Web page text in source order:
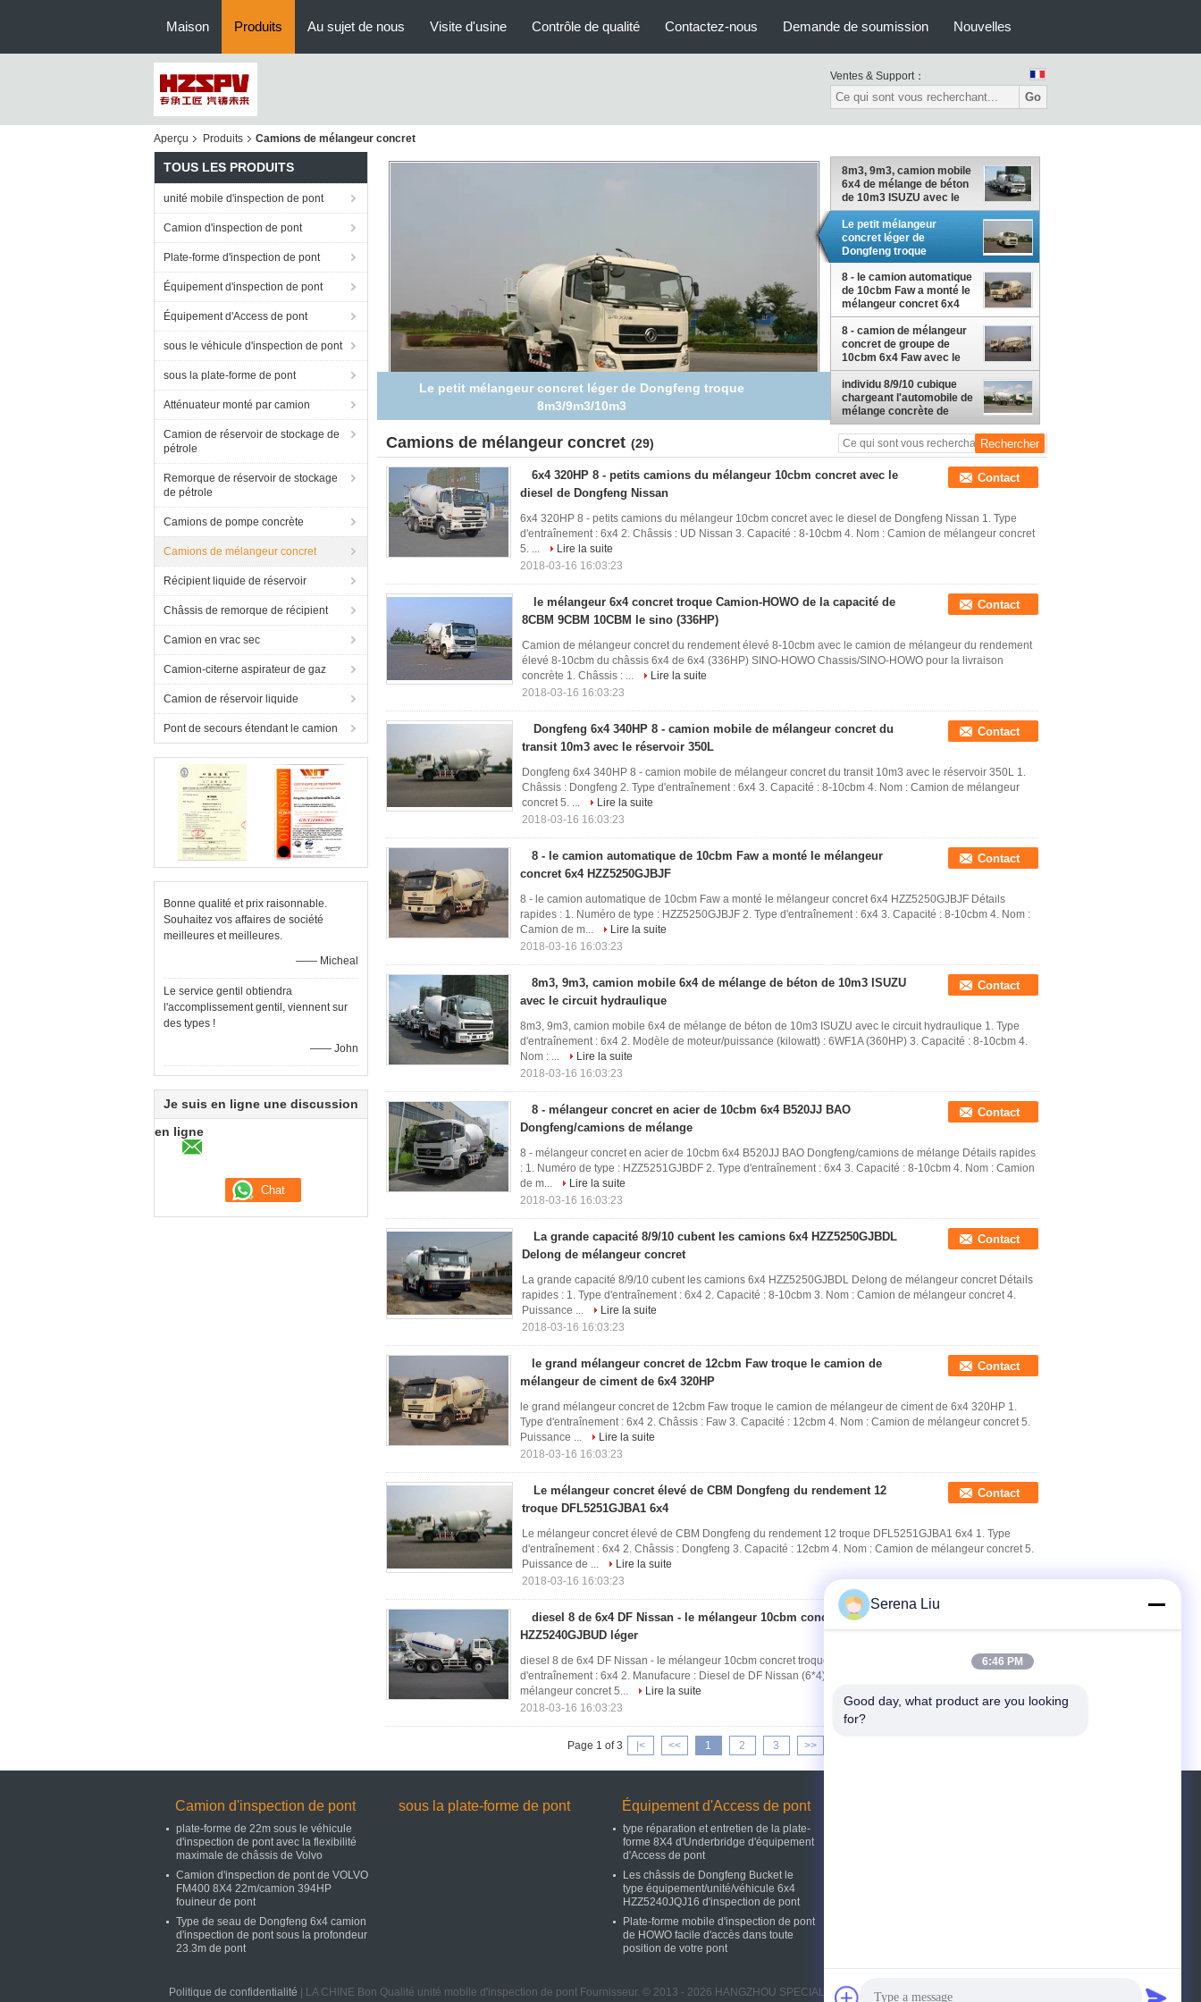
Maison Produits Au sujet de nous Visite d'usine Contrôle de qualité Contactez-nous Demande de soumission Nouvelles
Ventes & Support：
Go
Aperçu Produits Camions de mélangeur concret
TOUS LES PRODUITS
unité mobile d'inspection de pont
Camion d'inspection de pont
Plate-forme d'inspection de pont
Équipement d'inspection de pont
Équipement d'Access de pont
sous le véhicule d'inspection de pont
sous la plate-forme de pont
Atténuateur monté par camion
Camion de réservoir de stockage de
pétrole
Remorque de réservoir de stockage
de pétrole
Camions de pompe concrète
Camions de mélangeur concret
Récipient liquide de réservoir
Châssis de remorque de récipient
Camion en vrac sec
Camion-citerne aspirateur de gaz
Camion de réservoir liquide
Pont de secours étendant le camion
Bonne qualité et prix raisonnable.
Souhaitez vos affaires de société
meilleures et meilleures.
—— Micheal
Le service gentil obtiendra
l'accomplissement gentil, viennent sur
des types !
—— John
Je suis en ligne une discussion
en ligne
Le petit mélangeur concret léger de Dongfeng troque
8m3/9m3/10m3
8m3, 9m3, camion mobile
6x4 de mélange de béton
de 10m3 ISUZU avec le
circuit hydraulique
Le petit mélangeur
concret léger de
Dongfeng troque
8m3/9m3/10m3
8 - le camion automatique
de 10cbm Faw a monté le
mélangeur concret 6x4
HZZ5250GJBJF
8 - camion de mélangeur
concret de groupe de
10cbm 6x4 Faw avec le
système
d'approvisionnement en
eau
individu 8/9/10 cubique
chargeant l'automobile de
mélange concrète de
Shanxi de camion (6*4)
Camions de mélangeur concret (29)
6x4 320HP 8 - petits camions du mélangeur 10cbm concret avec le
diesel de Dongfeng Nissan
Contact
6x4 320HP 8 - petits camions du mélangeur 10cbm concret avec le diesel de Dongfeng Nissan 1. Type
d'entraînement : 6x4 2. Châssis : UD Nissan 3. Capacité : 8-10cbm 4. Nom : Camion de mélangeur concret
5. ...
Lire la suite
2018-03-16 16:03:23
le mélangeur 6x4 concret troque Camion-HOWO de la capacité de
8CBM 9CBM 10CBM le sino (336HP)
Contact
Camion de mélangeur concret du rendement élevé 8-10cbm avec le camion de mélangeur du rendement
élevé 8-10cbm du châssis 6x4 de 6x4 (336HP) SINO-HOWO Chassis/SINO-HOWO pour la livraison
concrète 1. Châssis : ...
Lire la suite
2018-03-16 16:03:23
Dongfeng 6x4 340HP 8 - camion mobile de mélangeur concret du
transit 10m3 avec le réservoir 350L
Contact
Dongfeng 6x4 340HP 8 - camion mobile de mélangeur concret du transit 10m3 avec le réservoir 350L 1.
Châssis : Dongfeng 2. Type d'entraînement : 6x4 3. Capacité : 8-10cbm 4. Nom : Camion de mélangeur
concret 5. ...
Lire la suite
2018-03-16 16:03:23
8 - le camion automatique de 10cbm Faw a monté le mélangeur
concret 6x4 HZZ5250GJBJF
Contact
8 - le camion automatique de 10cbm Faw a monté le mélangeur concret 6x4 HZZ5250GJBJF Détails
rapides : 1. Numéro de type : HZZ5250GJBJF 2. Type d'entraînement : 6x4 3. Capacité : 8-10cbm 4. Nom :
Camion de m...
Lire la suite
2018-03-16 16:03:23
8m3, 9m3, camion mobile 6x4 de mélange de béton de 10m3 ISUZU
avec le circuit hydraulique
Contact
8m3, 9m3, camion mobile 6x4 de mélange de béton de 10m3 ISUZU avec le circuit hydraulique 1. Type
d'entraînement : 6x4 2. Modèle de moteur/puissance (kilowatt) : 6WF1A (360HP) 3. Capacité : 8-10cbm 4.
Nom : ...
Lire la suite
2018-03-16 16:03:23
8 - mélangeur concret en acier de 10cbm 6x4 B520JJ BAO
Dongfeng/camions de mélange
Contact
8 - mélangeur concret en acier de 10cbm 6x4 B520JJ BAO Dongfeng/camions de mélange Détails rapides
: 1. Numéro de type : HZZ5251GJBDF 2. Type d'entraînement : 6x4 3. Capacité : 8-10cbm 4. Nom : Camion
de m...
Lire la suite
2018-03-16 16:03:23
La grande capacité 8/9/10 cubent les camions 6x4 HZZ5250GJBDL
Delong de mélangeur concret
Contact
La grande capacité 8/9/10 cubent les camions 6x4 HZZ5250GJBDL Delong de mélangeur concret Détails
rapides : 1. Type d'entraînement : 6x4 2. Capacité : 8-10cbm 3. Nom : Camion de mélangeur concret 4.
Puissance ...
Lire la suite
2018-03-16 16:03:23
le grand mélangeur concret de 12cbm Faw troque le camion de
mélangeur de ciment de 6x4 320HP
Contact
le grand mélangeur concret de 12cbm Faw troque le camion de mélangeur de ciment de 6x4 320HP 1.
Type d'entraînement : 6x4 2. Châssis : Faw 3. Capacité : 12cbm 4. Nom : Camion de mélangeur concret 5.
Puissance ...
Lire la suite
2018-03-16 16:03:23
Le mélangeur concret élevé de CBM Dongfeng du rendement 12
troque DFL5251GJBA1 6x4
Contact
Le mélangeur concret élevé de CBM Dongfeng du rendement 12 troque DFL5251GJBA1 6x4 1. Type
d'entraînement : 6x4 2. Châssis : Dongfeng 3. Capacité : 12cbm 4. Nom : Camion de mélangeur concret 5.
Puissance de ...
Lire la suite
2018-03-16 16:03:23
diesel 8 de 6x4 DF Nissan - le mélangeur 10cbm concret troque
HZZ5240GJBUD léger
diesel 8 de 6x4 DF Nissan - le mélangeur 10cbm concret troque HZZ5240GJBUD léger 1. Type
d'entraînement : 6x4 2. Manufacure : Diesel de DF Nissan (6*4) 3. Capacité : 12cbm 4. Nom : Camion de
mélangeur concret 5...
Lire la suite
2018-03-16 16:03:23
Page 1 of 3 |< << 1 2 3 >>
Camion d'inspection de pont
plate-forme de 22m sous le véhicule
d'inspection de pont avec la flexibilité
maximale de châssis de Volvo
Camion d'inspection de pont de VOLVO
FM400 8X4 22m/camion 394HP
fouineur de pont
Type de seau de Dongfeng 6x4 camion
d'inspection de pont sous la profondeur
23.3m de pont
sous la plate-forme de pont Équipement d'Access de pont
type réparation et entretien de la plate-
forme 8X4 d'Underbridge d'équipement
d'Access de pont
Les châssis de Dongfeng Bucket le
type équipement/unité/véhicule 6x4
HZZ5240JQJ16 d'inspection de pont
Plate-forme mobile d'inspection de pont
de HOWO facile d'accès dans toute
position de votre pont
Politique de confidentialité | LA CHINE Bon Qualité unité mobile d'inspection de pont Fournisseur. © 2013 - 2026 HANGZHOU SPECIAL PURPOSE VEHICLE CO.,LTD. All Rights
Serena Liu
6:46 PM
Good day, what product are you looking
for?